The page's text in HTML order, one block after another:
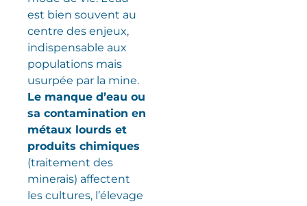
est bien souvent au
centre des enjeux,
indispensable aux
populations mais
usurpée par la mine.
Le manque d’eau ou
sa contamination en
métaux lourds et
produits chimiques
(traitement des
minerais) affectent
les cultures, l’élevage